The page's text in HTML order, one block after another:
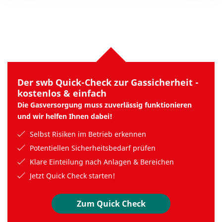
Der swb Quick-Check zur Gassicherheit -
kostenlos & einfach
Die Gasversorgung muss zuverlässig funktionieren
und wir helfen Ihnen dabei!
Selbst Risiken im Betrieb erkennen
Potentiellen Sicherheitsbedarf prüfen
Klare Einteilung nach Anlagen & Bereichen
Jetzt Quick Check starten!
Zum Quick Check